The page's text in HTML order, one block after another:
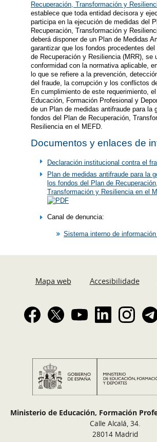
Recuperación, Transformación y
establece que toda entidad decisora y
participa en la ejecución de medidas del
Recuperación, Transformación y
deberá disponer de un Plan de Medidas
garantizar que los fondos procedentes
de Recuperación y Resiliencia (MRR), se
conformidad con la normativa aplicable,
lo que se refiere a la prevención,
del fraude, la corrupción y los conflictos
En cumplimiento de este requerimiento,
Educación, Formación Profesional y
de un Plan de medidas antifraude para la
fondos del Plan de Recuperación,
Resiliencia en el MEFD.
Documentos y enlaces de
Declaración institucional contra el
Plan de medidas antifraude para la
los fondos del Plan de Recuperación,
Transformación y Resiliencia en el
Canal de denuncia:
Sistema interno de
Mapa web Accesibilidade
Ministerio de Educación, Formación
Calle Alcalá, 34.
28014 Madrid